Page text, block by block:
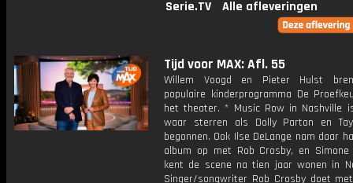
Serie.TV Alle afleveringen
Tijd voor MAX: Afl. 55
Willem Voogd en Pieter Hulst
populaire kinderprogramma De
het theater. * Music Row in Nashville
waar sterren als Dolly Parton en
begonnen. Ook Ilse DeLange nam daar
album op met Rob Crosby, en Simone
kent de scene na tien jaar wonen in
Singer/songwriter Rob Crosby doet